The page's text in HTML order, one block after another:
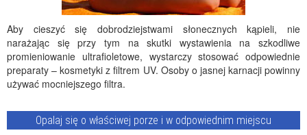
Aby cieszyć się dobrodziejstwami słonecznych kąpieli, nie
narażając się przy tym na skutki wystawienia na szkodliwe
promieniowanie ultrafioletowe, wystarczy stosować odpowiednie
preparaty – kosmetyki z filtrem UV. Osoby o jasnej karnacji powinny
używać mocniejszego filtra.
Opalaj się o właściwej porze i w odpowiednim miejscu